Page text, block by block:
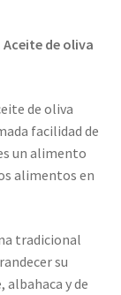
de oliva
de oliva
facilidad de
un alimento
alimentos en
tradicional
su
albahaca y de